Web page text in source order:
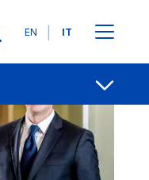
Lingue
EN IT